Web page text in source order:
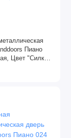
Пиано
Цвет "Силк